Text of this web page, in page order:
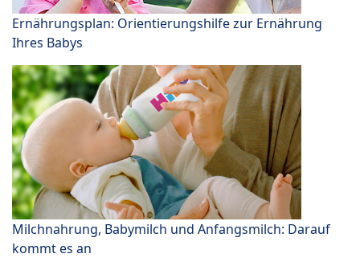
Ernährungsplan: Orientierungshilfe zur Ernährung
Ihres Babys
Milchnahrung, Babymilch und Anfangsmilch: Darauf
kommt es an